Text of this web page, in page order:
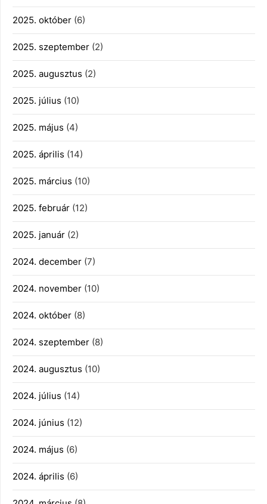
2025. október (6)
2025. szeptember (2)
2025. augusztus (2)
2025. július (10)
2025. május (4)
2025. április (14)
2025. március (10)
2025. február (12)
2025. január (2)
2024. december (7)
2024. november (10)
2024. október (8)
2024. szeptember (8)
2024. augusztus (10)
2024. július (14)
2024. június (12)
2024. május (6)
2024. április (6)